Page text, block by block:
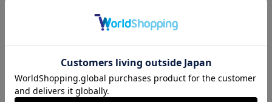
トストライプ 春のお出掛けコーディネート 色々な糸を組み合
わせたニットツイードのジレは、袖口と裾のフリンジがアクセン
トに…ボトムを選ばないショート丈でバランス良く着て頂けま